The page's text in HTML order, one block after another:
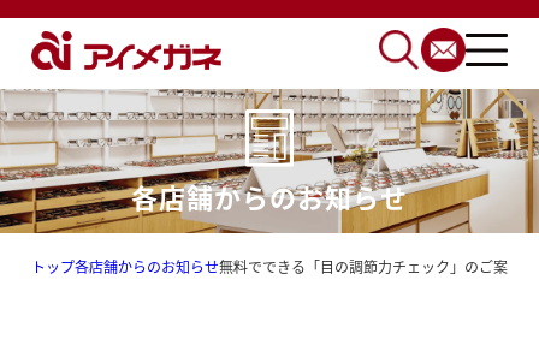
各店舗からのお知らせ
トップ各店舗からのお知らせ無料でできる「目の調節力チェック」のご案内